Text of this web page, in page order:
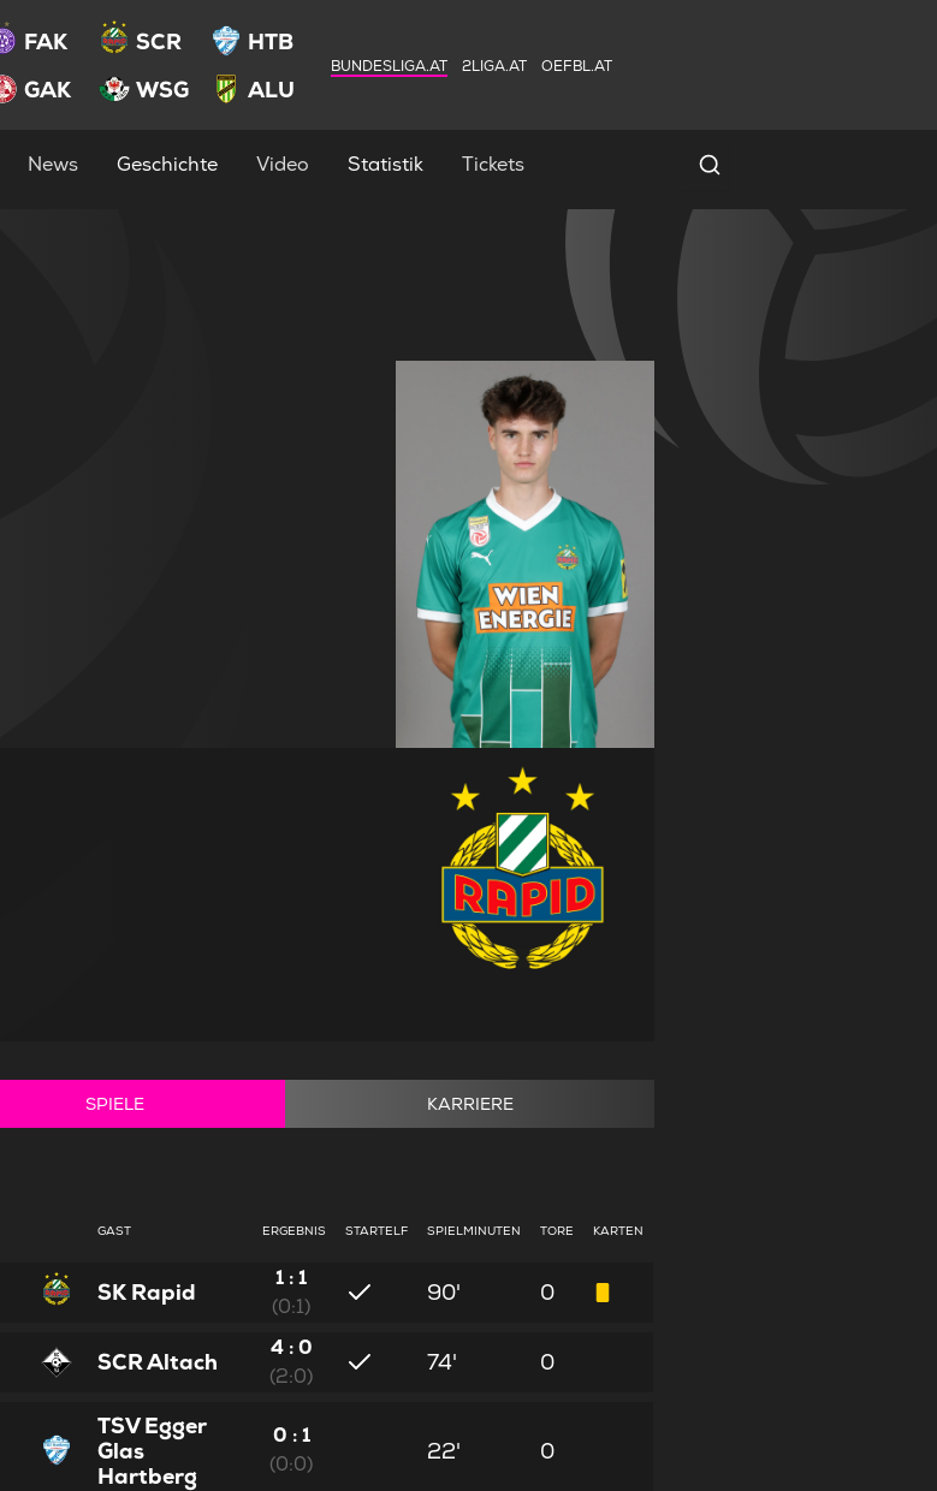
FAK SCR
HTB
GAK WSG ALU
BUNDESLIGA.AT 2LIGA.AT OEFBL.AT
News Geschichte Video Statistik Tickets Spielersuche
SPIELE KARRIERE
GAST ERGEBNIS STARTELF SPIELMINUTEN TORE KARTEN
SK Rapid
1 : 1
(0:1)
90' 0
SCR Altach
4 : 0
(2:0)
74' 0
TSV Egger
Glas
Hartberg
0 : 1
(0:0)
22' 0